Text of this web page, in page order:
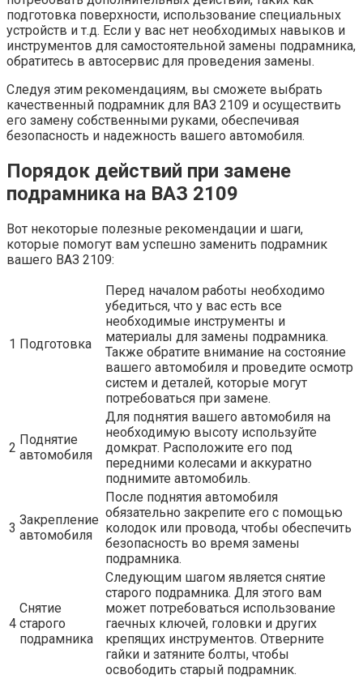
подготовка поверхности, использование специальных
устройств и т.д. Если у вас нет необходимых навыков и
инструментов для самостоятельной замены подрамника,
обратитесь в автосервис для проведения замены.
Следуя этим рекомендациям, вы сможете выбрать
качественный подрамник для ВАЗ 2109 и осуществить
его замену собственными руками, обеспечивая
безопасность и надежность вашего автомобиля.
Порядок действий при замене
подрамника на ВАЗ 2109
Вот некоторые полезные рекомендации и шаги,
которые помогут вам успешно заменить подрамник
вашего ВАЗ 2109:
1 Подготовка
Перед началом работы необходимо
убедиться, что у вас есть все
необходимые инструменты и
материалы для замены подрамника.
Также обратите внимание на состояние
вашего автомобиля и проведите осмотр
систем и деталей, которые могут
потребоваться при замене.
2
Поднятие
автомобиля
Для поднятия вашего автомобиля на
необходимую высоту используйте
домкрат. Расположите его под
передними колесами и аккуратно
поднимите автомобиль.
3
Закрепление
автомобиля
После поднятия автомобиля
обязательно закрепите его с помощью
колодок или провода, чтобы обеспечить
безопасность во время замены
подрамника.
4
Снятие
старого
подрамника
Следующим шагом является снятие
старого подрамника. Для этого вам
может потребоваться использование
гаечных ключей, головки и других
крепящих инструментов. Отверните
гайки и затяните болты, чтобы
освободить старый подрамник.